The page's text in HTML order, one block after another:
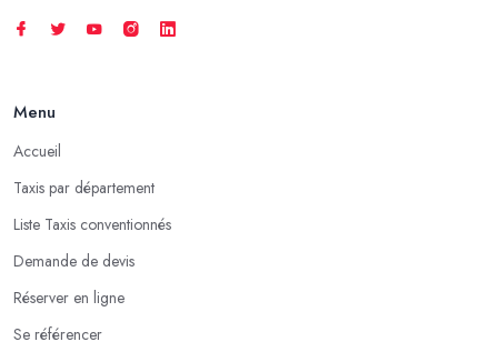
Menu
Accueil
Taxis par département
Liste Taxis conventionnés
Demande de devis
Réserver en ligne
Se référencer